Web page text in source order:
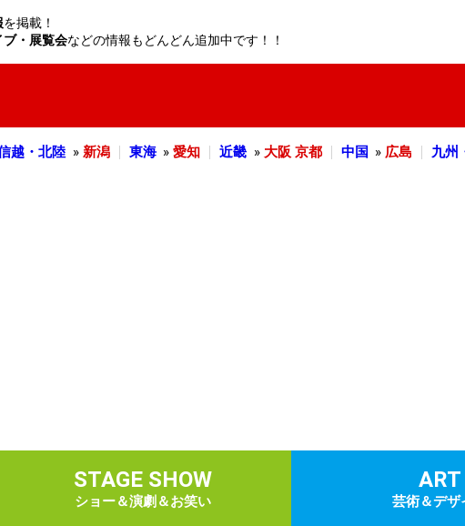
を掲載！
ブ・展覧会などの情報もどんどん追加中です！！
越・北陸 » 新潟 東海 » 愛知 近畿 » 大阪 京都 中国 » 広島 九州
STAGE SHOW
ショー＆演劇＆お笑い
ART
芸術＆デザ